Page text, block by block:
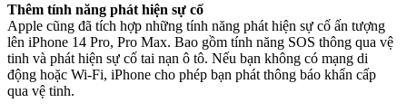
Thêm tính năng phát hiện sự cố
Apple cũng đã tích hợp những tính năng phát hiện sự cố ấn tượng
lên iPhone 14 Pro, Pro Max. Bao gồm tính năng SOS thông qua vệ
tinh và phát hiện sự cố tai nạn ô tô. Nếu bạn không có mạng di
động hoặc Wi-Fi, iPhone cho phép bạn phát thông báo khẩn cấp
qua vệ tinh.